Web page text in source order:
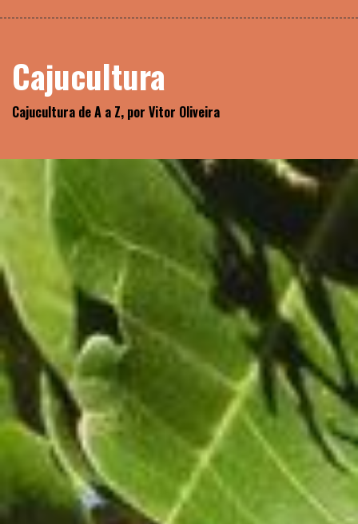
to
Cajucultura
Cajucultura de A a Z, por Vitor Oliveira